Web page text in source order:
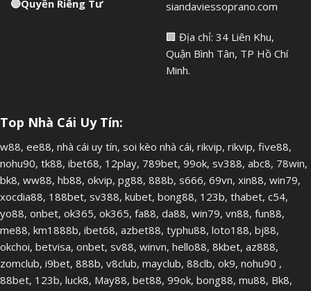
🔴Quyền Riêng Tư
siandaviessoprano.com
🏢 Địa chỉ: 34 Liên Khu,
Quận Bình Tân, TP Hồ Chí
Minh.
Top Nhà Cái Uy Tín:
w88, ee88, nhà cái uy tín, soi kèo nhà cái, rikvip, rikvip, five88,
nohu90, tk88, ibet68, 12play, 789bet, 99ok, sv388, abc8, 78win,
bk8, ww88, hb88, okvip, pg88, 888b, s666, 69vn, xin88, win79,
xocdia88, 188bet, sv388, kubet, bong88, 123b, thabet, c54,
yo88, onbet, ok365, ok365, fa88, da88, win79, vn88, fun88,
me88, km1888b, ibet68, azbet88, typhu88, loto188, bj88,
okchoi, betvisa, onbet, sv88, winvn, hello88, 8kbet, az888,
zomclub, i9bet, 888b, v8club, mayclub, 88clb, ok9, nohu90 ,
88bet, 123b, luck8, May88, bet88, 99ok, bong88, mu88, Bk8,